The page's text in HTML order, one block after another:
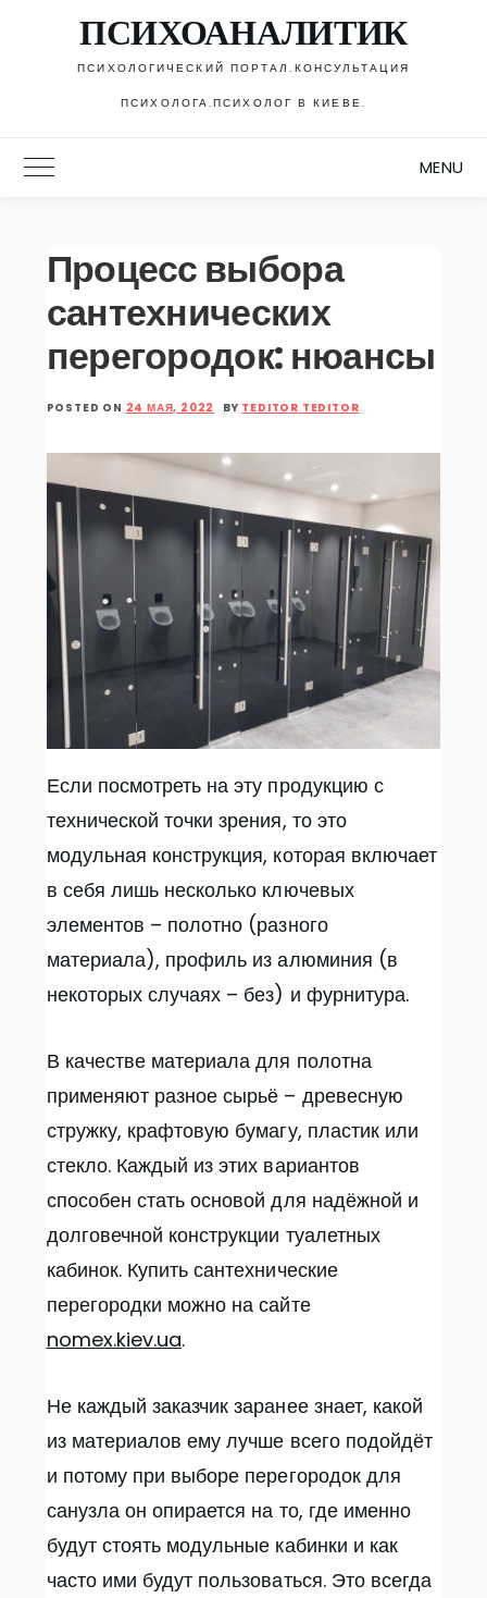
ПСИХОАНАЛИТИК
ПСИХОЛОГИЧЕСКИЙ ПОРТАЛ.КОНСУЛЬТАЦИЯ
ПСИХОЛОГА.ПСИХОЛОГ В КИЕВЕ.
Toggle Main Menu MENU
Процесс выбора
сантехнических
перегородок: нюансы
POSTED ON 24 МАЯ, 2022 BY TEDITOR TEDITOR
Если посмотреть на эту продукцию с
технической точки зрения, то это
модульная конструкция, которая включает
в себя лишь несколько ключевых
элементов – полотно (разного
материала), профиль из алюминия (в
некоторых случаях – без) и фурнитура.
В качестве материала для полотна
применяют разное сырьё – древесную
стружку, крафтовую бумагу, пластик или
стекло. Каждый из этих вариантов
способен стать основой для надёжной и
долговечной конструкции туалетных
кабинок. Купить сантехнические
перегородки можно на сайте
nomex.kiev.ua.
Не каждый заказчик заранее знает, какой
из материалов ему лучше всего подойдёт
и потому при выборе перегородок для
санузла он опирается на то, где именно
будут стоять модульные кабинки и как
часто ими будут пользоваться. Это всегда